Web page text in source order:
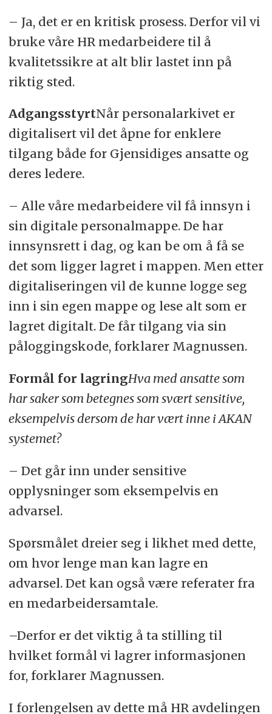
– Ja, det er en kritisk prosess. Derfor vil vi
bruke våre HR medarbeidere til å
kvalitetssikre at alt blir lastet inn på
riktig sted.
AdgangsstyrtNår personalarkivet er
digitalisert vil det åpne for enklere
tilgang både for Gjensidiges ansatte og
deres ledere.
– Alle våre medarbeidere vil få innsyn i
sin digitale personalmappe. De har
innsynsrett i dag, og kan be om å få se
det som ligger lagret i mappen. Men etter
digitaliseringen vil de kunne logge seg
inn i sin egen mappe og lese alt som er
lagret digitalt. De får tilgang via sin
påloggingskode, forklarer Magnussen.
Formål for lagringHva med ansatte som
har saker som betegnes som svært sensitive,
eksempelvis dersom de har vært inne i AKAN
systemet?
– Det går inn under sensitive
opplysninger som eksempelvis en
advarsel.
Spørsmålet dreier seg i likhet med dette,
om hvor lenge man kan lagre en
advarsel. Det kan også være referater fra
en medarbeidersamtale.
–Derfor er det viktig å ta stilling til
hvilket formål vi lagrer informasjonen
for, forklarer Magnussen.
I forlengelsen av dette må HR avdelingen